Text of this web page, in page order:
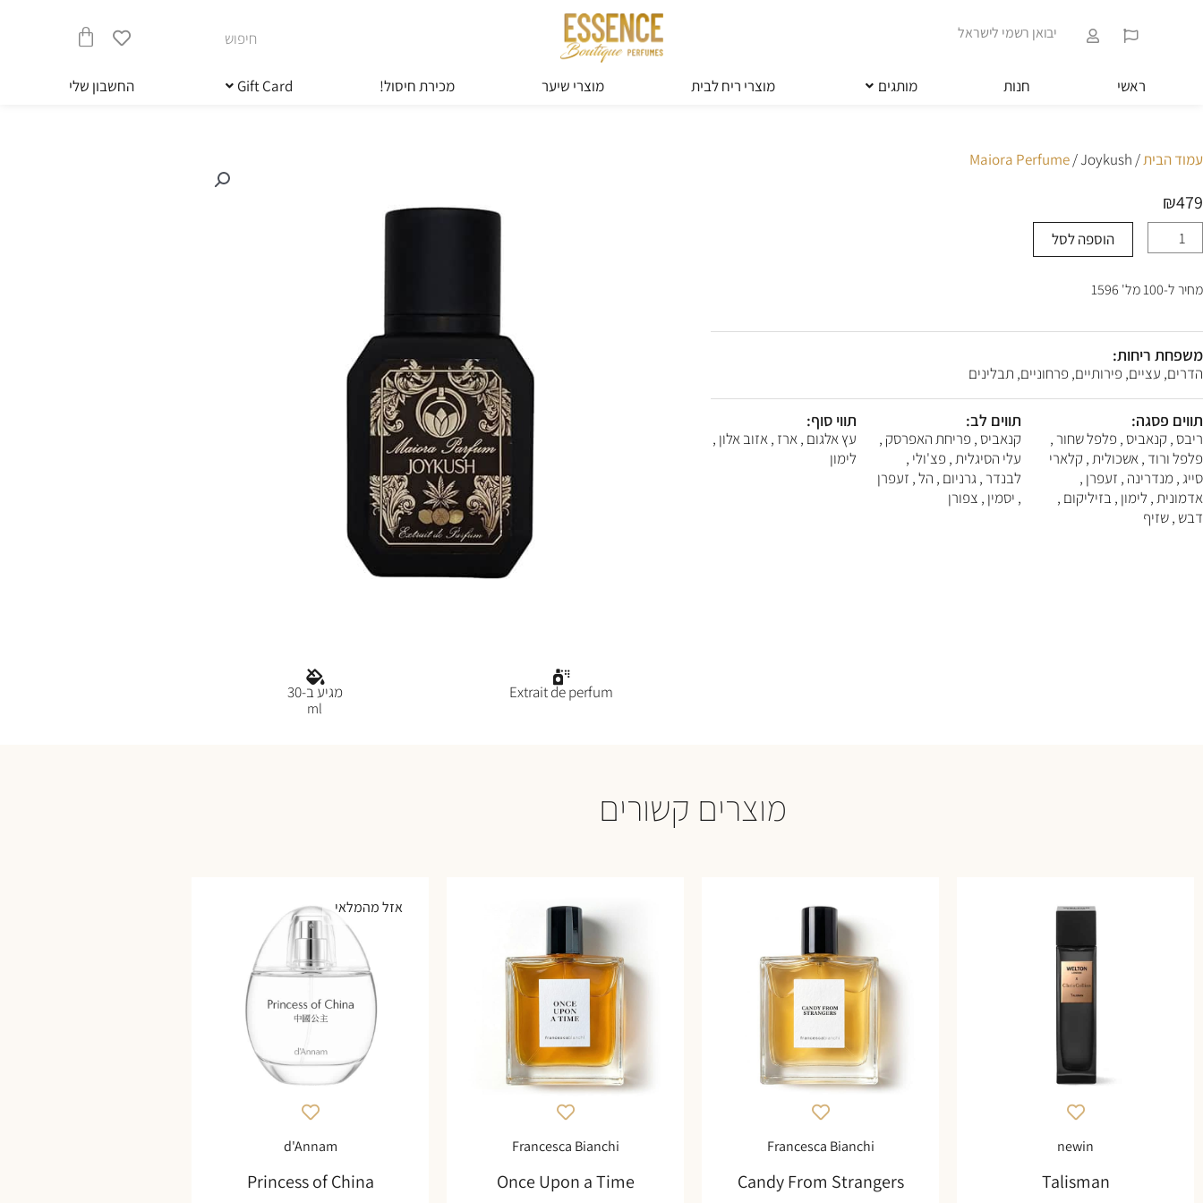
הַמְּסַיַּעַת
לִנְגִישׁוּת
לְחַץ
Control-
F11
לְהַתְאָמַת
לְעִוְורִים
בְּתוֹכְנַת
קוֹרֵא־מָסָךְ;
לְחַץ
Control-
F10
לִפְתִיחַת
תַּפְרִיט
נְגִישׁוּת.
יבואן רשמי לישראל חיפוש
עגלת
קניות
ראשי חנות מותגים מוצרי ריח לבית מוצרי שיער מכירת חיסול! Gift Card החשבון שלי
עמוד הבית/
Maiora Perfume/ Joykush
₪479
כמות
של
הוספה לסל
מחיר ל-100 מל' 1596
משפחת ריחות:
הדרים, עציים, פירותיים, פרחוניים, תבלינים
תווים פסגה:
ריבס , קנאביס , פלפל שחור ,
פלפל ורוד , אשכולית , קלארי
סייג , מנדרינה , זעפרן ,
אדמונית , לימון , בזיליקום ,
דבש , שזיף
תווים לב:
קנאביס , פריחת האפרסק ,
עלי הסיגלית , פצ'ולי ,
לבנדר , גרניום , הל , זעפרן
, יסמין , צפורן
תווי סוף:
עץ אלגום , ארז , אזוב אלון ,
לימון
Extrait de perfum מגיע ב-30
ml
מוצרים קשורים
newin
Talisman
Francesca Bianchi
Candy From Strangers
Francesca Bianchi
Once Upon a Time
אזל מהמלאי
d'Annam
Princess of China